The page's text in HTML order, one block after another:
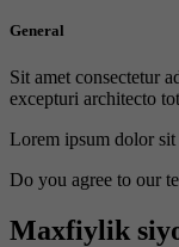
General
Sit amet consectetur
excepturi architecto
Lorem ipsum dolor sit
Do you agree to our
Maxfiylik